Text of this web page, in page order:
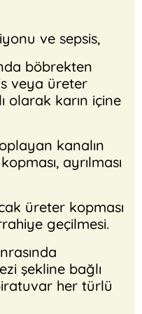
ve sepsis,
böbrekten
veya üreter
olarak karın içine
kanalın
ayrılması
üreter kopması
geçilmesi.
şekline bağlı
her türlü